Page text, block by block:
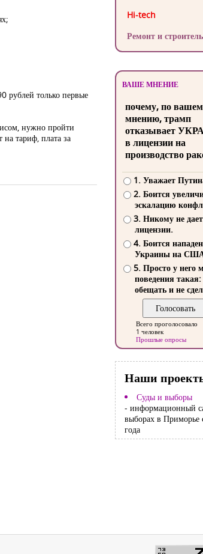
рублей только первые
нужно пройти
тариф, плата за
Hi-tech
Ремонт и
ВАШЕ МНЕНИЕ
почему, по
мнению, трамп
отказывает
в лицензии на
производство
1. Уважает
2. Боится
эскалацию
3. Никому не
лицензии.
4. Боится
Украины на
5. Просто у него
поведения такая:
обещать и не
Всего проголосовало
1 человек
Прошлые опросы
Наши
Суды и выборы
- информационный
выборах в Приморье
года